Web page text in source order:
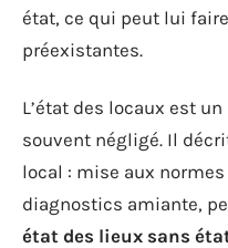
état, ce qui peut lui
préexistantes.
L’état des locaux est
souvent négligé. Il
local : mise aux
diagnostics amiante,
état des lieux sans